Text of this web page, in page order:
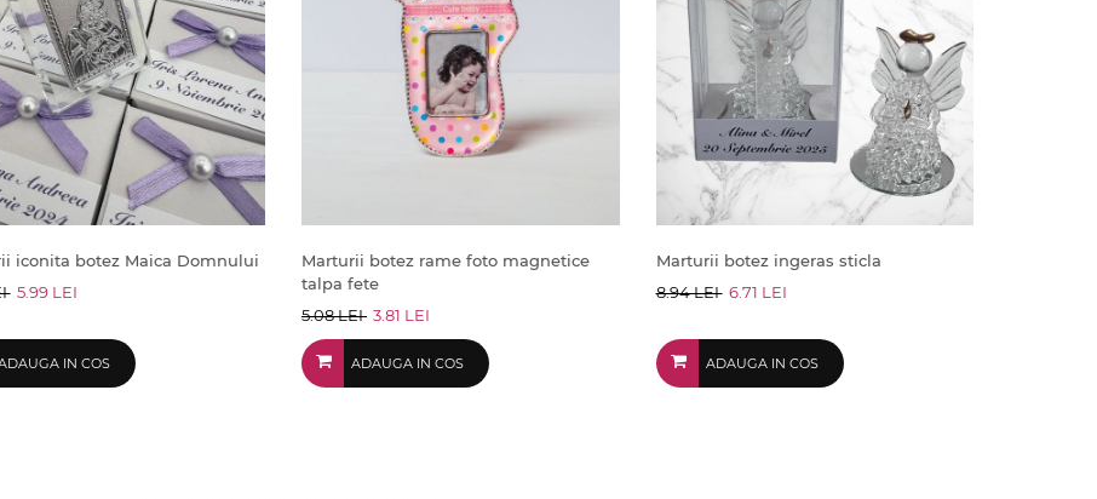
iconita botez Maica Domnului
5.99 LEI
IN COS
Marturii botez rame foto magnetice
talpa fete
5.08 LEI 3.81 LEI
ADAUGA IN COS
Marturii botez ingeras sticla
8.94 LEI 6.71 LEI
ADAUGA IN COS